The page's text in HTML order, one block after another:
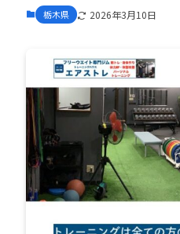
栃木県 2026年3月10日